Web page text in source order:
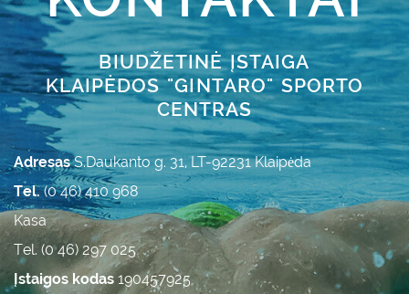
BIUDŽETINĖ ĮSTAIGA
KLAIPĖDOS "GINTARO" SPORTO
CENTRAS
AdresasS.Daukanto g. 31, LT-92231 Klaipėda
Tel.(0 46) 410 968
Kasa
Tel. (0 46) 297 025
Įstaigos kodas 190457925